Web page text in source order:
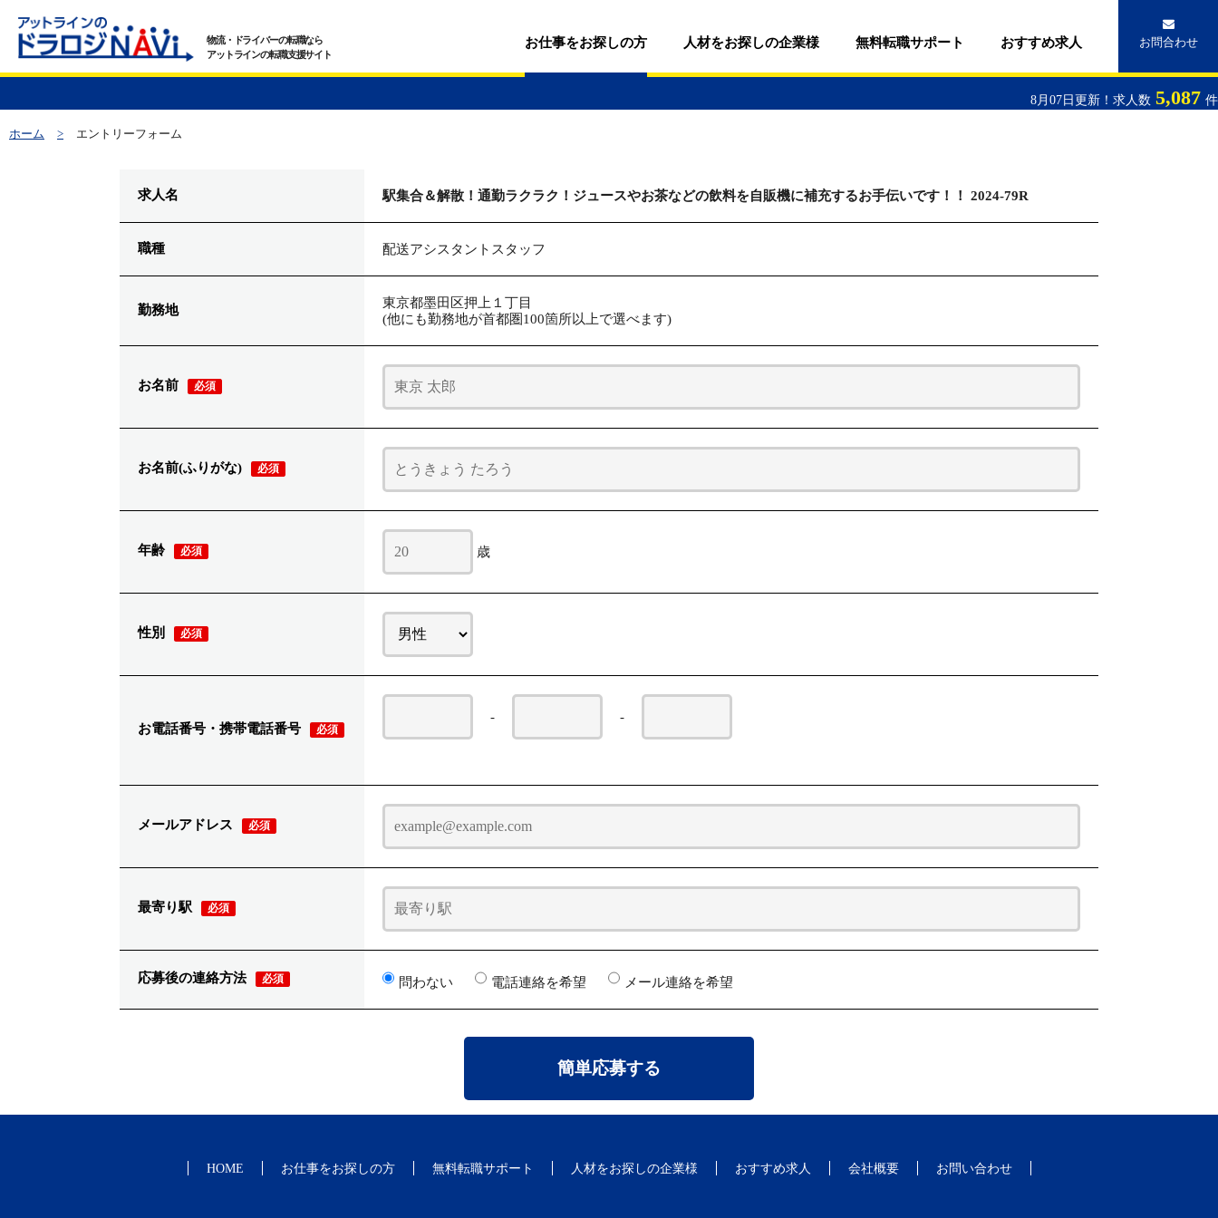
物流・ドライバーの転職なら
アットラインの転職支援サイト
お問合わせ
お仕事をお探しの方 人材をお探しの企業様 無料転職サポート おすすめ求人
8月07日更新！求人数 5,087 件
ホーム > エントリーフォーム
求人名 駅集合＆解散！通勤ラクラク！ジュースやお茶などの飲料を自販機に補充するお手伝いです！！ 2024-79R
職種 配送アシスタントスタッフ
勤務地
東京都墨田区押上１丁目
(他にも勤務地が首都圏100箇所以上で選べます)
お名前 必須
お名前(ふりがな) 必須
年齢 必須 歳
性別 必須
お電話番号・携帯電話番号 必須
- -
メールアドレス 必須
最寄り駅 必須
応募後の連絡方法 必須 問わない 電話連絡を希望 メール連絡を希望
HOME お仕事をお探しの方 無料転職サポート 人材をお探しの企業様 おすすめ求人 会社概要 お問い合わせ